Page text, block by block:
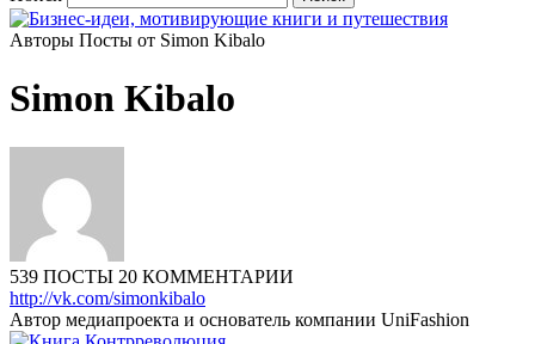
Авторы Посты от Simon Kibalo
Simon Kibalo
539 ПОСТЫ 20 КОММЕНТАРИИ
http://vk.com/simonkibalo
Автор медиапроекта и основатель компании UniFashion